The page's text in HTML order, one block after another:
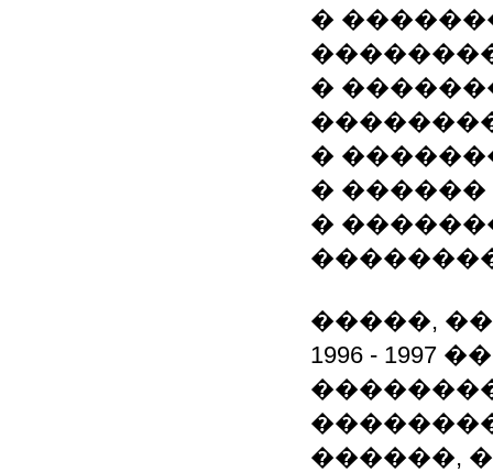
�
�
�
�
�
�����,
1996 -
������,